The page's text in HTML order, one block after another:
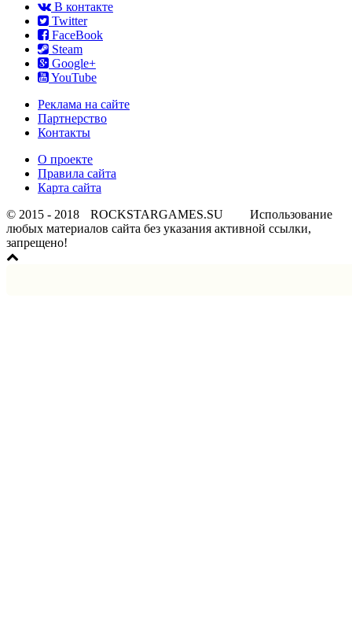
В контакте
Twitter
FaceBook
Steam
Google+
YouTube
Реклама на сайте
Партнерство
Контакты
О проекте
Правила сайта
Карта сайта
© 2015 - 2018
ROCKSTARGAMES.SU
Использование
любых материалов сайта без указания активной ссылки,
запрещено!